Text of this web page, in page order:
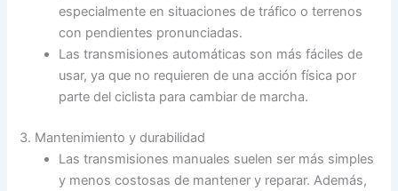
especialmente en situaciones de tráfico o terrenos
con pendientes pronunciadas.
Las transmisiones automáticas son más fáciles de
usar, ya que no requieren de una acción física por
parte del ciclista para cambiar de marcha.
3. Mantenimiento y durabilidad
Las transmisiones manuales suelen ser más simples
y menos costosas de mantener y reparar. Además,